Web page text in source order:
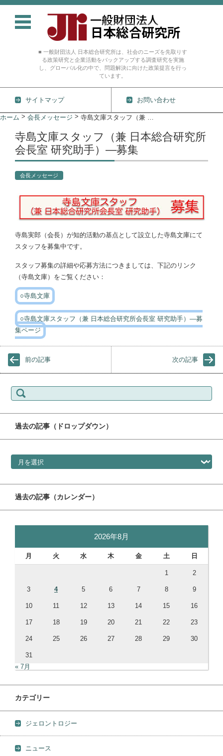
■ 一般財団法人 日本総合研究所は、社会のニーズを先取りす
る政策研究と企業活動をバックアップする調査研究を実施
し、グローバル化の中で、問題解決に向けた政策提言を行っ
ています。
サイトマップ
お問い合わせ
コンテンツに移動
ホーム > 会長メッセージ > 寺島文庫スタッフ（兼 日本総合研究所会長室 研究助手）―募集
寺島文庫スタッフ（兼 日本総合研究所
会長室 研究助手）―募集
会長メッセージ
寺島実郎（会長）が知的活動の基点として設立した寺島文庫にて
スタッフを募集中です。
スタッフ募集の詳細や応募方法につきましては、下記のリンク
（寺島文庫）をご覧ください：
○寺島文庫
○寺島文庫スタッフ（兼 日本総合研究所会長室 研究助手）―募
集ページ
前の記事 次の記事
検索:
過去の記事（ドロップダウン）
過去の記事（カレンダー）
2026年8月
月 火 水 木 金 土 日
1 2
3 4 5 6 7 8 9
10 11 12 13 14 15 16
17 18 19 20 21 22 23
24 25 26 27 28 29 30
31
« 7月
カテゴリー
ジェロントロジー
ニュース